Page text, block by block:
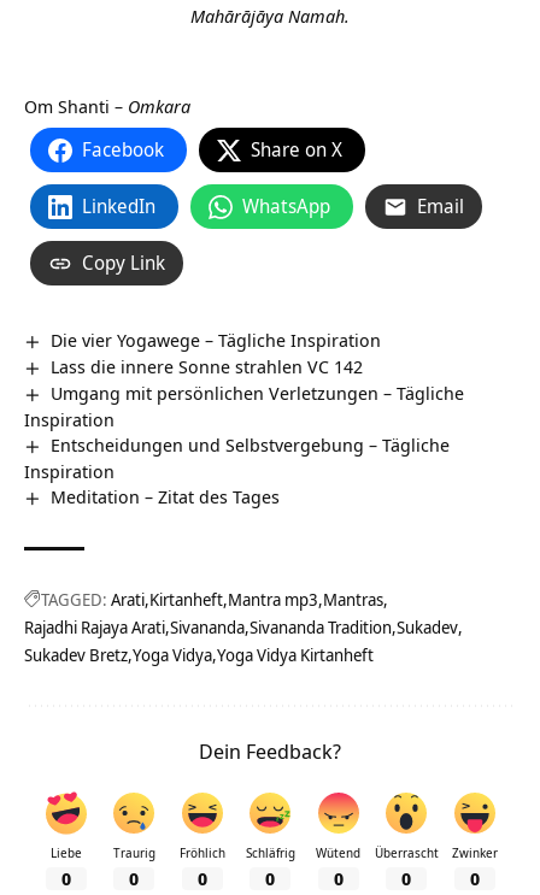
Mahārājāya Namah.
Om Shanti – Omkara
Facebook Share on X
LinkedIn WhatsApp Email
Copy Link
Die vier Yogawege – Tägliche Inspiration
Lass die innere Sonne strahlen VC 142
Umgang mit persönlichen Verletzungen – Tägliche
Inspiration
Entscheidungen und Selbstvergebung – Tägliche
Inspiration
Meditation – Zitat des Tages
TAGGED: Arati Kirtanheft Mantra mp3 Mantras
Rajadhi Rajaya Arati Sivananda Sivananda Tradition Sukadev
Sukadev Bretz Yoga Vidya Yoga Vidya Kirtanheft
Dein Feedback?
Liebe
0
Traurig
0
Fröhlich
0
Schläfrig
0
Wütend
0
Überrascht
0
Zwinker
0